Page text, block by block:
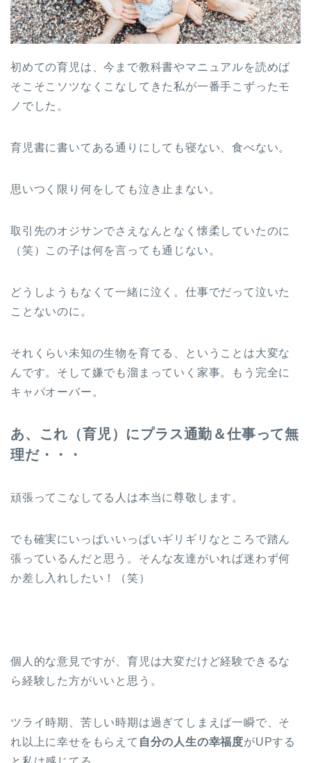
初めての育児は、今まで教科書やマニュアルを読めば
そこそこソツなくこなしてきた私が一番手こずったモ
ノでした。
育児書に書いてある通りにしても寝ない、食べない。
思いつく限り何をしても泣き止まない。
取引先のオジサンでさえなんとなく懐柔していたのに
（笑）この子は何を言っても通じない。
どうしようもなくて一緒に泣く。仕事でだって泣いた
ことないのに。
それくらい未知の生物を育てる、ということは大変な
んです。そして嫌でも溜まっていく家事。もう完全に
キャパオーバー。
あ、これ（育児）にプラス通勤＆仕事って無
理だ・・・
頑張ってこなしてる人は本当に尊敬します。
でも確実にいっぱいいっぱいギリギリなところで踏ん
張っているんだと思う。そんな友達がいれば迷わず何
か差し入れしたい！（笑）
個人的な意見ですが、育児は大変だけど経験できるな
ら経験した方がいいと思う。
ツライ時期、苦しい時期は過ぎてしまえば一瞬で、そ
れ以上に幸せをもらえて 自分の人生の幸福度がUPする